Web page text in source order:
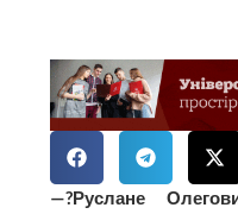
—?Руслане